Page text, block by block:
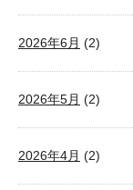
2026年6月 (2)
2026年5月 (2)
2026年4月 (2)